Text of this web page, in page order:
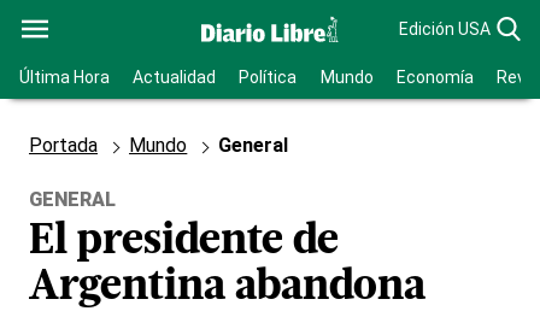
Edición USA
Última Hora Actualidad Política Mundo Economía
Portada Mundo General
GENERAL
El presidente de
Argentina abandona